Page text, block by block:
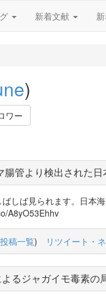
新着文献
)
ワー
腸管より検出された
しば見られます。日本
A8yO53Ehhv
投稿一覧) リツイート・
るジャガイモ毒素の